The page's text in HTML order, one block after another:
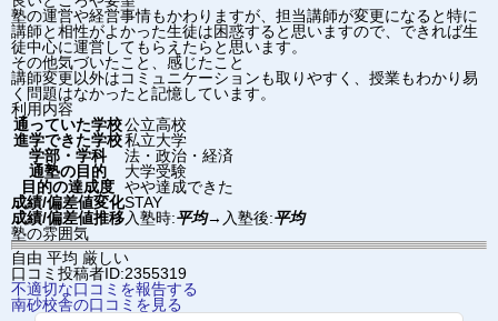
塾の運営や経営事情もかわりますが、担当講師が変更になると特に
講師と相性がよかった生徒は困惑すると思いますので、できれば生
徒中心に運営してもらえたらと思います。
その他気づいたこと、感じたこと
講師変更以外はコミュニケーションも取りやすく、授業もわかり易
く問題はなかったと記憶しています。
利用内容
通っていた学校公立高校
進学できた学校私立大学
学部・学科
法・政治・経済
通塾の目的
大学受験
目的の達成度 やや達成できた
成績/偏差値変化STAY
成績/偏差値推移入塾時:平均→ 入塾後:平均
塾の雰囲気
自由 平均 厳しい
口コミ投稿者ID:2355319
不適切な口コミを報告する
南砂校舎の口コミを見る